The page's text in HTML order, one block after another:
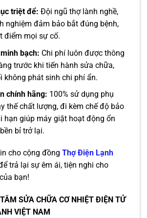
triệt để: Đội ngũ thợ lành nghề,
nghiệm đảm bảo bắt đúng bệnh,
điểm mọi sự cố.
bạch: Chi phí luôn được thông
trước khi tiến hành sửa chữa,
không phát sinh chi phí ẩn.
chính hãng: 100% sử dụng phụ
thế chất lượng, đi kèm chế độ bảo
hạn giúp máy giặt hoạt động ổn
bỉ trở lại.
cho cộng đồng Thợ Điện Lạnh
trả lại sự êm ái, tiện nghi cho
bạn!
SỬA CHỮA CƠ NHIỆT ĐIỆN TỬ
VIỆT NAM